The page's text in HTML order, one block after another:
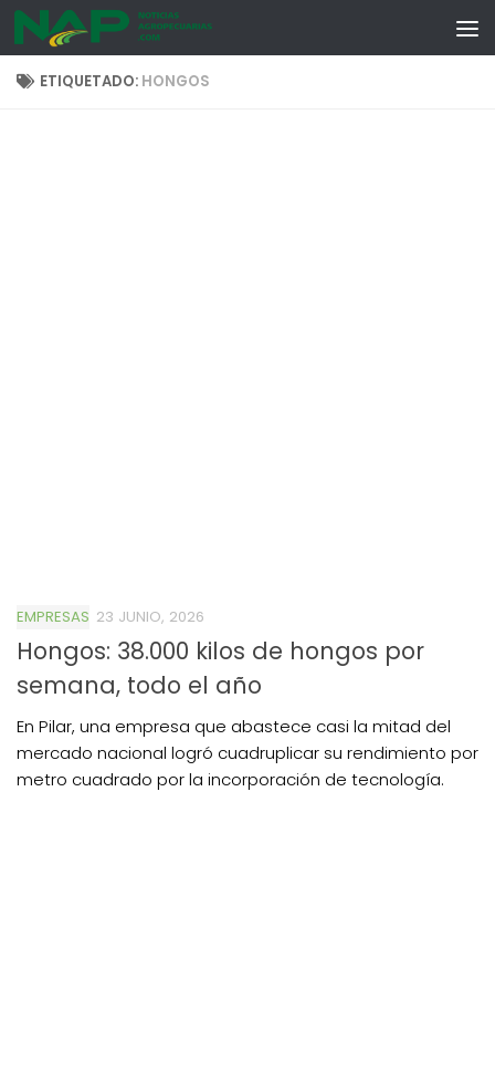
Skip to content
ETIQUETADO: HONGOS
EMPRESAS 23 JUNIO, 2026
Hongos: 38.000 kilos de hongos por
semana, todo el año
En Pilar, una empresa que abastece casi la mitad del
mercado nacional logró cuadruplicar su rendimiento por
metro cuadrado por la incorporación de tecnología.